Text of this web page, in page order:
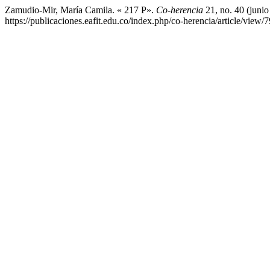
Zamudio-Mir, María Camila. « 217 P». Co-herencia 21, no. 40
https://publicaciones.eafit.edu.co/index.php/co-herencia/article/view/